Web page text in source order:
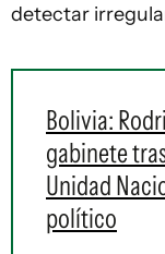
detectar
Bolivia:
gabinete
Unidad
político